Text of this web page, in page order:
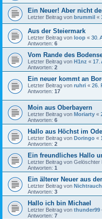
Ein Neuer! Aber nicht
Letzter Beitrag von brummil «
Aus der Steiermark
Letzter Beitrag von loop « 30.
Antworten: 6
Vom Rande des
Letzter Beitrag von H1nz « 17.
Antworten: 2
Ein neuer kommt an
Letzter Beitrag von ruhri « 26.
Antworten: 17
Moin aus Oberbayern
Letzter Beitrag von Moriarty «
Antworten: 6
Hallo aus Höchst im
Letzter Beitrag von Doringo «
Antworten: 2
Ein freundliches Hallo
Letzter Beitrag von Gelöschter
Antworten: 1
Ein älterer Neuer aus
Letzter Beitrag von
Antworten: 3
Hallo ich bin Michael
Letzter Beitrag von thunder99
Antworten: 7